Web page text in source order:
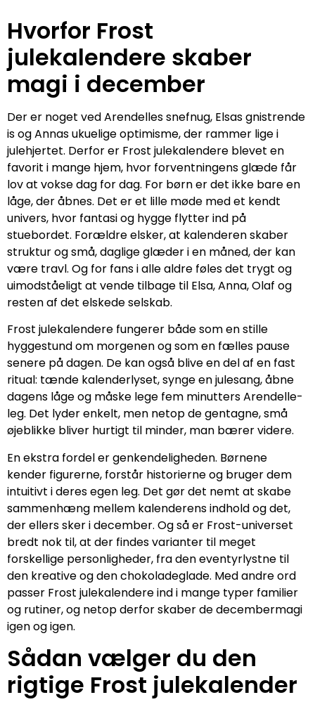
Hvorfor Frost
julekalendere skaber
magi i december
Der er noget ved Arendelles snefnug, Elsas gnistrende
is og Annas ukuelige optimisme, der rammer lige i
julehjertet. Derfor er Frost julekalendere blevet en
favorit i mange hjem, hvor forventningens glæde får
lov at vokse dag for dag. For børn er det ikke bare en
låge, der åbnes. Det er et lille møde med et kendt
univers, hvor fantasi og hygge flytter ind på
stuebordet. Forældre elsker, at kalenderen skaber
struktur og små, daglige glæder i en måned, der kan
være travl. Og for fans i alle aldre føles det trygt og
uimodståeligt at vende tilbage til Elsa, Anna, Olaf og
resten af det elskede selskab.
Frost julekalendere fungerer både som en stille
hyggestund om morgenen og som en fælles pause
senere på dagen. De kan også blive en del af en fast
ritual: tænde kalenderlyset, synge en julesang, åbne
dagens låge og måske lege fem minutters Arendelle-
leg. Det lyder enkelt, men netop de gentagne, små
øjeblikke bliver hurtigt til minder, man bærer videre.
En ekstra fordel er genkendeligheden. Børnene
kender figurerne, forstår historierne og bruger dem
intuitivt i deres egen leg. Det gør det nemt at skabe
sammenhæng mellem kalenderens indhold og det,
der ellers sker i december. Og så er Frost-universet
bredt nok til, at der findes varianter til meget
forskellige personligheder, fra den eventyrlystne til
den kreative og den chokoladeglade. Med andre ord
passer Frost julekalendere ind i mange typer familier
og rutiner, og netop derfor skaber de decembermagi
igen og igen.
Sådan vælger du den
rigtige Frost julekalender